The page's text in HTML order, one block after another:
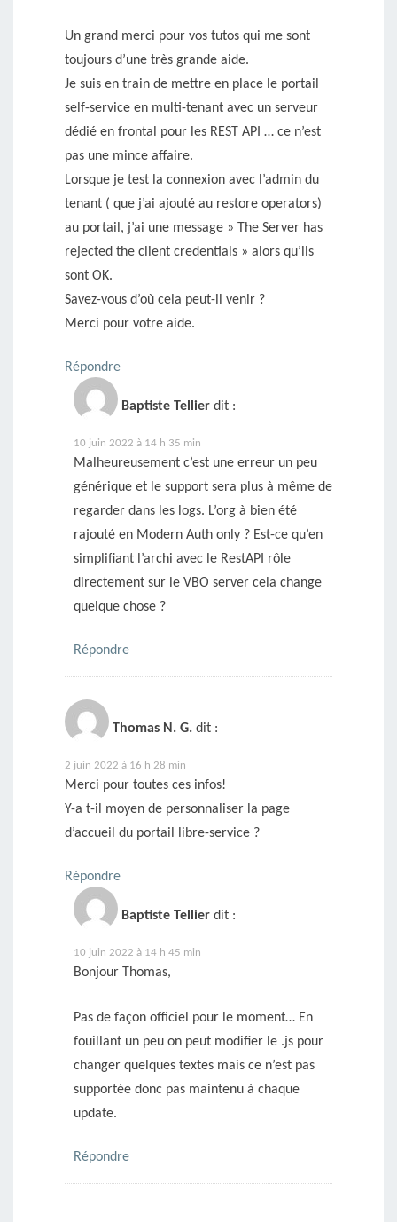
Un grand merci pour vos tutos qui me sont
toujours d’une très grande aide.
Je suis en train de mettre en place le portail
self-service en multi-tenant avec un serveur
dédié en frontal pour les REST API … ce n’est
pas une mince affaire.
Lorsque je test la connexion avec l’admin du
tenant ( que j’ai ajouté au restore operators)
au portail, j’ai une message » The Server has
rejected the client credentials » alors qu’ils
sont OK.
Savez-vous d’où cela peut-il venir ?
Merci pour votre aide.
Répondre
Baptiste Tellier dit :
10 juin 2022 à 14 h 35 min
Malheureusement c’est une erreur un peu
générique et le support sera plus à même de
regarder dans les logs. L’org à bien été
rajouté en Modern Auth only ? Est-ce qu’en
simplifiant l’archi avec le RestAPI rôle
directement sur le VBO server cela change
quelque chose ?
Répondre
Thomas N. G. dit :
2 juin 2022 à 16 h 28 min
Merci pour toutes ces infos!
Y-a t-il moyen de personnaliser la page
d’accueil du portail libre-service ?
Répondre
Baptiste Tellier dit :
10 juin 2022 à 14 h 45 min
Bonjour Thomas,
Pas de façon officiel pour le moment… En
fouillant un peu on peut modifier le .js pour
changer quelques textes mais ce n’est pas
supportée donc pas maintenu à chaque
update.
Répondre